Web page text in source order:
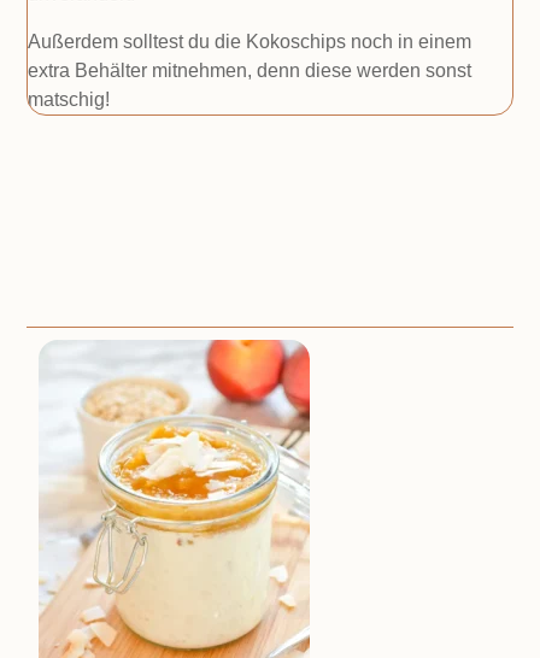
Außerdem solltest du die Kokoschips noch in einem
extra Behälter mitnehmen, denn diese werden sonst
matschig!